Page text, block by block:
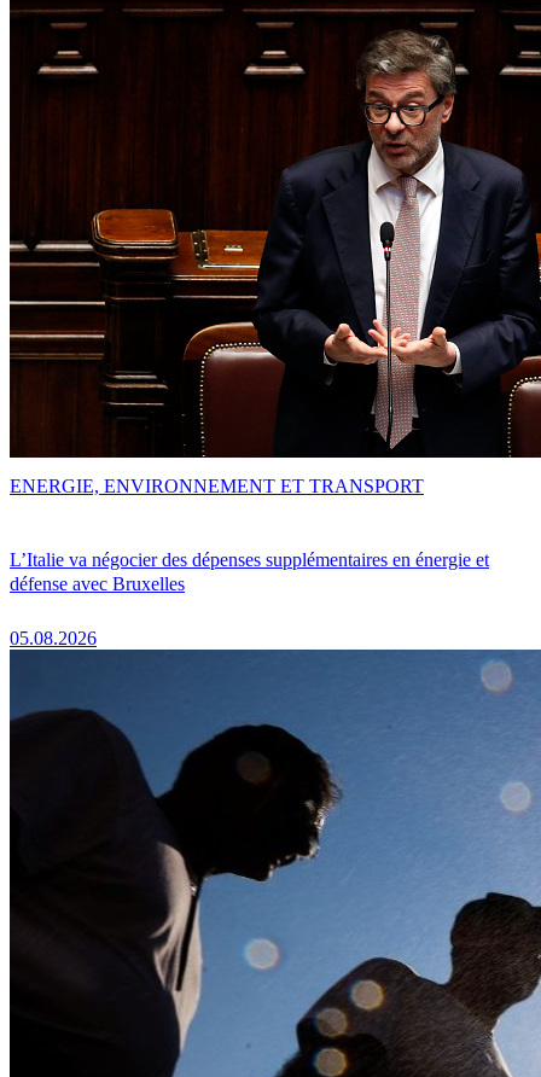
L’Italie va négocier des dépenses supplémentaires en énergie et
défense avec Bruxelles
05.08.2026
ENERGIE, ENVIRONNEMENT ET TRANSPORT